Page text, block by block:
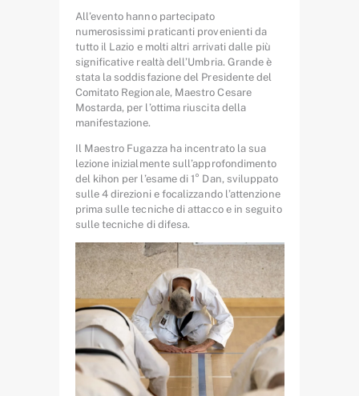
All’evento hanno partecipato
numerosissimi praticanti provenienti da
tutto il Lazio e molti altri arrivati dalle più
significative realtà dell’Umbria. Grande è
stata la soddisfazione del Presidente del
Comitato Regionale, Maestro Cesare
Mostarda, per l’ottima riuscita della
manifestazione.
Il Maestro Fugazza ha incentrato la sua
lezione inizialmente sull’approfondimento
del kihon per l’esame di 1° Dan, sviluppato
sulle 4 direzioni e focalizzando l’attenzione
prima sulle tecniche di attacco e in seguito
sulle tecniche di difesa.